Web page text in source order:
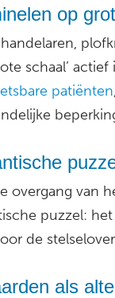
op
schaal’
patiënten
overgang van
puzzel:
de
als